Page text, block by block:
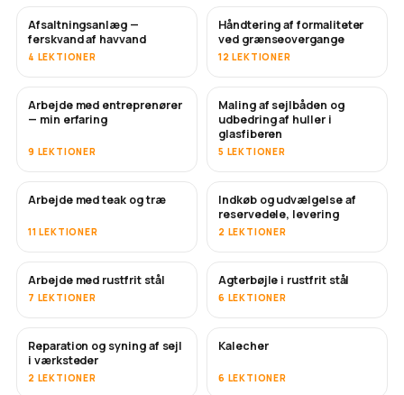
SNART
Afsaltningsanlæg —
ferskvand af havvand
4 LEKTIONER
Håndtering af formaliteter
ved grænseovergange
12 LEKTIONER
SNART
Arbejde med entreprenører
— min erfaring
9 LEKTIONER
SNART
Maling af sejlbåden og
udbedring af huller i
glasfiberen
5 LEKTIONER
Arbejde med teak og træ
11 LEKTIONER
SNART
Indkøb og udvælgelse af
reservedele, levering
2 LEKTIONER
SNART
Arbejde med rustfrit stål
7 LEKTIONER
Agterbøjle i rustfrit stål
6 LEKTIONER
SNART
Reparation og syning af sejl
i værksteder
2 LEKTIONER
Kalecher
6 LEKTIONER